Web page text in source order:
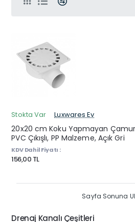
Stokta Var Luxwares Ev
20x20 cm Koku Yapmayan
PVC Çıkışlı, PP Malzeme, Açık Gri
KDV Dahil Fiyatı :
156,00 TL
Sayfa Sonuna
Drenaj Kanalı Çeşitleri